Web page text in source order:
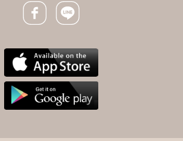
Facebook icon
Line icon